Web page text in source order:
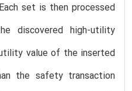
set is then processed
discovered high-utility
value of the inserted
the safety transaction